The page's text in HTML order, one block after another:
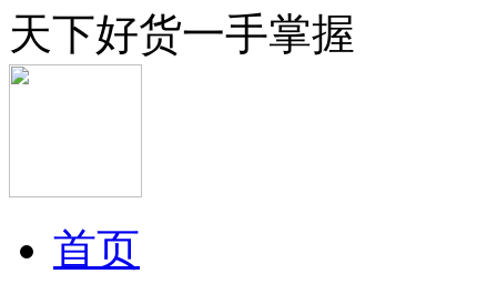
天下好货一手掌握
首页